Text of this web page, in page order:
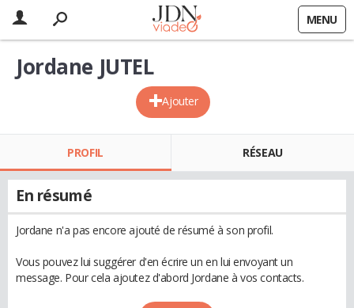
MENU
Ajouter
Jordane JUTEL
PROFIL RÉSEAU
En résumé
Jordane n'a pas encore ajouté de résumé à son profil.
Vous pouvez lui suggérer d'en écrire un en lui envoyant un
message. Pour cela ajoutez d'abord Jordane à vos contacts.